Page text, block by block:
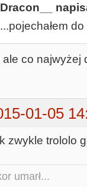
Dracon__
...pojechałem
ale co najwyżej
01-05
zwykle trololo
umarł...